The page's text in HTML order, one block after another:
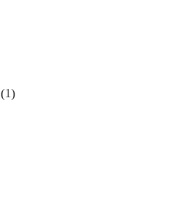
(1)